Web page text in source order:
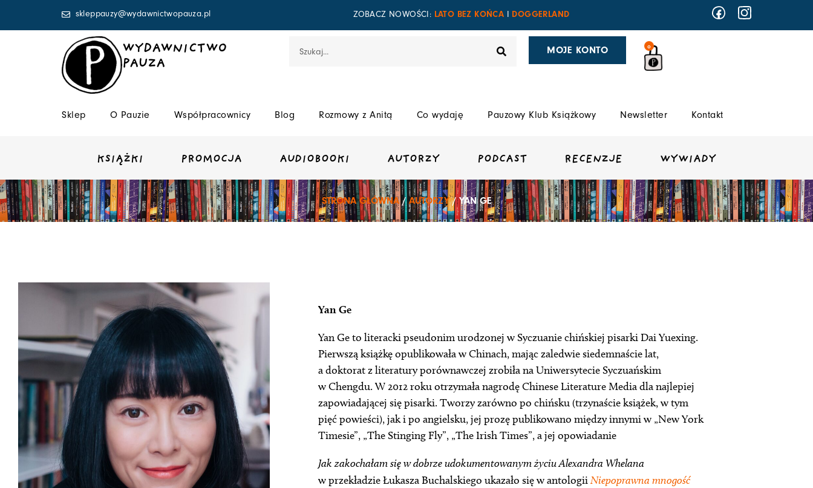
skleppauzy@wydawnictwopauza.pl ZOBACZ NOWOŚCI: LATO BEZ KOŃCA DOGGERLAND
WYDAWNICTWO
PAUZA
MOJE KONTO 0
Sklep O Pauzie Współpracownicy Blog Rozmowy z Anitą Co wydaję Pauzowy Klub Książkowy Newsletter Kontakt
KSIĄŻKI PROMOCJA AUDIOBOOKI AUTORZY PODCAST RECENZJE WYWIADY
STRONA GŁÓWNA/AUTORZY/ YAN GE
Yan Ge
Yan Ge to literacki pseudonim urodzonej w Syczuanie chińskiej pisarki Dai Yuexing.
Pierwszą książkę opublikowała w Chinach, mając zaledwie siedemnaście lat,
a doktorat z literatury porównawczej zrobiła na Uniwersytecie Syczuańskim
w Chengdu. W 2012 roku otrzymała nagrodę Chinese Literature Media dla najlepiej
zapowiadającej się pisarki. Tworzy zarówno po chińsku (trzynaście książek, w tym
pięć powieści), jak i po angielsku, jej prozę publikowano między innymi w „New York
Timesie”, „The Stinging Fly”, „The Irish Times”, a jej opowiadanie
Jak zakochałam się w dobrze udokumentowanym życiu Alexandra Whelana
w przekładzie Łukasza Buchalskiego ukazało się w antologiiNiepoprawna mnogość